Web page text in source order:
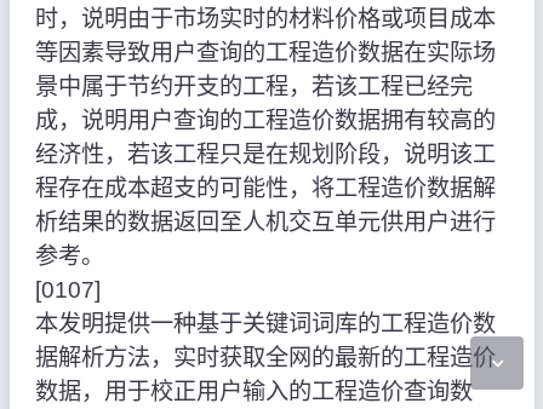
时，说明由于市场实时的材料价格或项目成本
等因素导致用户查询的工程造价数据在实际场
景中属于节约开支的工程，若该工程已经完
成，说明用户查询的工程造价数据拥有较高的
经济性，若该工程只是在规划阶段，说明该工
程存在成本超支的可能性，将工程造价数据解
析结果的数据返回至人机交互单元供用户进行
参考。
[0107]
本发明提供一种基于关键词词库的工程造价数
据解析方法，实时获取全网的最新的工程造价
数据，用于校正用户输入的工程造价查询数